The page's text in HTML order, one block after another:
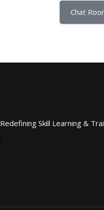
Chat
Redefining Skill Learning &